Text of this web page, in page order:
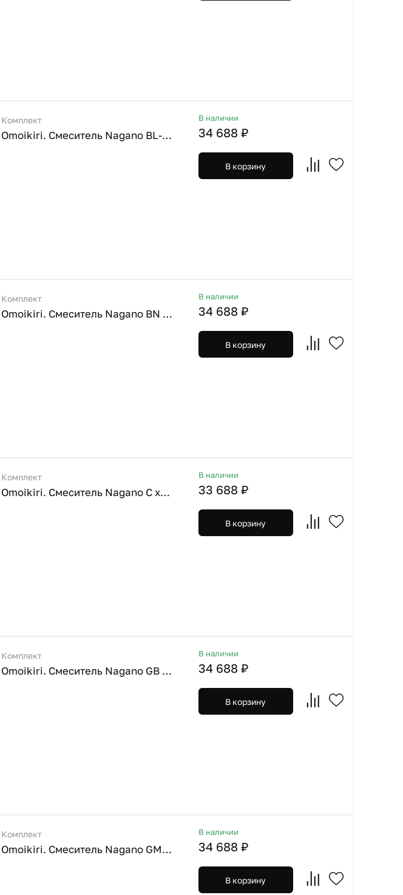
Комплект
Omoikiri. Смеситель Nagano BL-P черный + Фильтр Pure Drop Lite
В наличии
34 688 ₽
В корзину
Комплект
Omoikiri. Смеситель Nagano BN нержавеющая сталь + Фильтр Pure Drop Lite
В наличии
34 688 ₽
В корзину
Комплект
Omoikiri. Смеситель Nagano C хром + Фильтр Pure Drop Lite
В наличии
33 688 ₽
В корзину
Комплект
Omoikiri. Смеситель Nagano GB графит + Фильтр Pure Drop Lite
В наличии
34 688 ₽
В корзину
Комплект
Omoikiri. Смеситель Nagano GM вороненая сталь + Фильтр Pure Drop Lite
В наличии
34 688 ₽
В корзину